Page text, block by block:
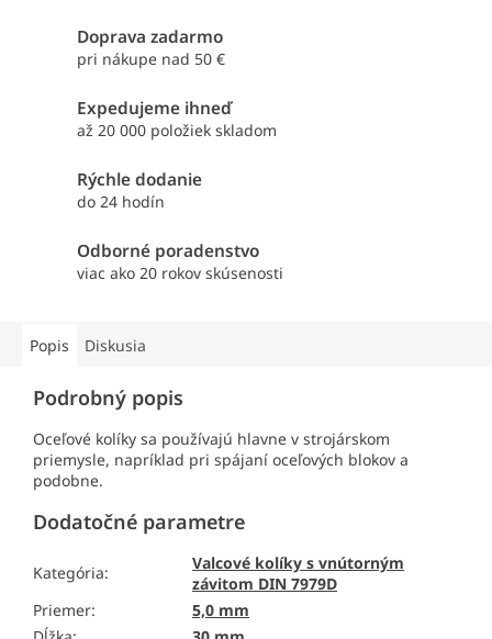
Doprava zadarmo
pri nákupe nad 50 €
Expedujeme ihneď
až 20 000 položiek skladom
Rýchle dodanie
do 24 hodín
Odborné poradenstvo
viac ako 20 rokov skúsenosti
Popis Diskusia
Podrobný popis
Oceľové kolíky sa používajú hlavne v strojárskom
priemysle, napríklad pri spájaní oceľových blokov a
podobne.
Dodatočné parametre
Kategória:
Valcové kolíky s vnútorným
závitom DIN 7979D
Priemer:
5,0 mm